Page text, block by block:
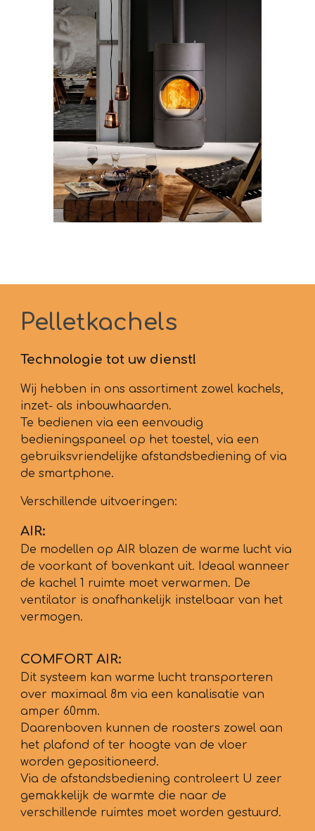
Pelletkachels
Technologie tot uw dienst!
Wij hebben in ons assortiment zowel kachels,
inzet- als inbouwhaarden.
Te bedienen via een eenvoudig
bedieningspaneel op het toestel, via een
gebruiksvriendelijke afstandsbediening of via
de smartphone.
Verschillende uitvoeringen:
AIR:
De modellen op AIR blazen de warme lucht via
de voorkant of bovenkant uit. Ideaal wanneer
de kachel 1 ruimte moet verwarmen. De
ventilator is onafhankelijk instelbaar van het
vermogen.
COMFORT AIR:
Dit systeem kan warme lucht transporteren
over maximaal 8m via een kanalisatie van
amper 60mm.
Daarenboven kunnen de roosters zowel aan
het plafond of ter hoogte van de vloer
worden gepositioneerd.
Via de afstandsbediening controleert U zeer
gemakkelijk de warmte die naar de
verschillende ruimtes moet worden gestuurd.